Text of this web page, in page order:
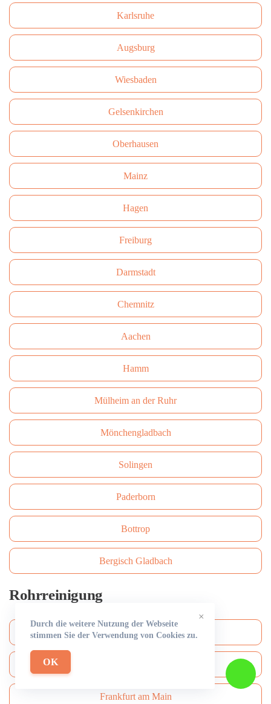
Karlsruhe
Augsburg
Wiesbaden
Gelsenkirchen
Oberhausen
Mainz
Hagen
Freiburg
Darmstadt
Сhemnitz
Aachen
Hamm
Mülheim an der Ruhr
Mönchengladbach
Solingen
Paderborn
Bottrop
Bergisch Gladbach
Rohrreinigung
Köln
Frankfurt am Main
×
Durch die weitere Nutzung der Webseite
stimmen Sie der Verwendung von Cookies zu.
OK